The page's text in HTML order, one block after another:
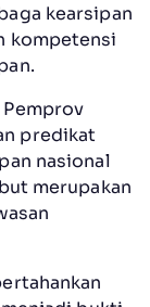
kearsipan
kompetensi
predikat
nasional
merupakan